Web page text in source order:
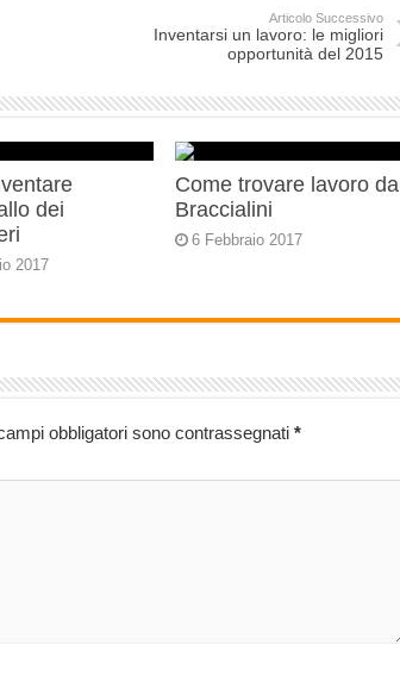
Articolo Successivo
Inventarsi un lavoro: le migliori
opportunità del 2015
dei
2017
Come trovare lavoro da
Braccialini
6 Febbraio 2017
obbligatori sono contrassegnati *